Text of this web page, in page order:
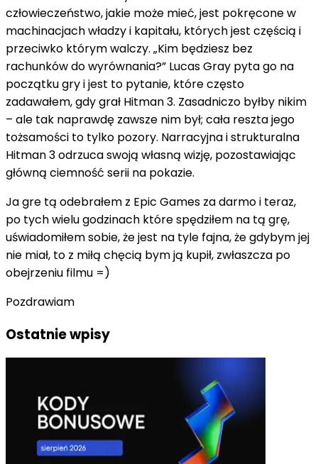
człowieczeństwo, jakie może mieć, jest pokręcone w
machinacjach władzy i kapitału, których jest częścią i
przeciwko którym walczy. „Kim będziesz bez
rachunków do wyrównania?” Lucas Gray pyta go na
początku gry i jest to pytanie, które często
zadawałem, gdy grał Hitman 3. Zasadniczo byłby nikim
– ale tak naprawdę zawsze nim był; cała reszta jego
tożsamości to tylko pozory. Narracyjna i strukturalna
Hitman 3 odrzuca swoją własną wizję, pozostawiając
główną ciemność serii na pokazie.
Ja gre tą odebrałem z Epic Games za darmo i teraz,
po tych wielu godzinach które spędziłem na tą grę,
uświadomiłem sobie, że jest na tyle fajna, że gdybym jej
nie miał, to z miłą chęcią bym ją kupił, zwłaszcza po
obejrzeniu filmu =)
Pozdrawiam
Ostatnie wpisy